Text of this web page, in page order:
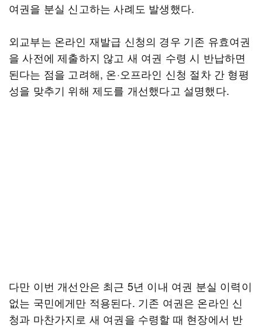
여권을 분실 신고하는 사례도 발생했다.
외교부는 온라인 재발급 신청의 경우 기존 유효여권
을 사전에 제출하지 않고 새 여권 수령 시 반납하면
된다는 점을 고려해, 온·오프라인 신청 절차 간 형평
성을 맞추기 위해 제도를 개선했다고 설명했다.
다만 이번 개선안은 최근 5년 이내 여권 분실 이력이
없는 국민에게만 적용된다. 기존 여권은 온라인 신
청과 마찬가지로 새 여권을 수령할 때 현장에서 반